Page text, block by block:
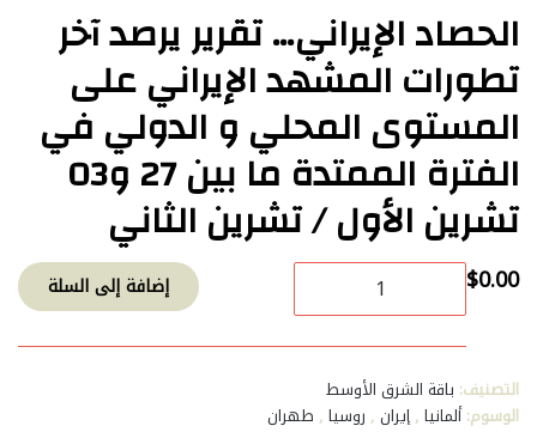
الحصاد الإيراني… تقرير يرصد آخر
تطورات المشهد الإيراني على
المستوى المحلي و الدولي في
الفترة الممتدة ما بين 27 و03
تشرين الأول / تشرين الثاني
$0.00 كمية
الإيراني…
تقرير
آخر
تطورات
إضافة إلى السلة
التصنيف: باقة الشرق الأوسط
الوسوم:ألمانيا ,إيران , روسيا , طهران